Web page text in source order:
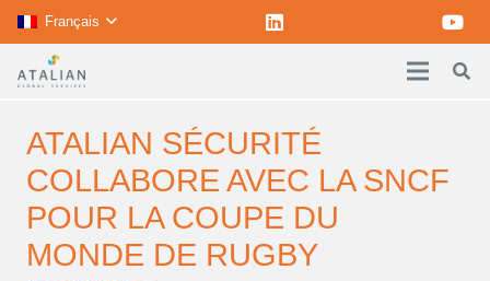
Français
ATALIAN SÉCURITÉ
COLLABORE AVEC LA SNCF
POUR LA COUPE DU
MONDE DE RUGBY